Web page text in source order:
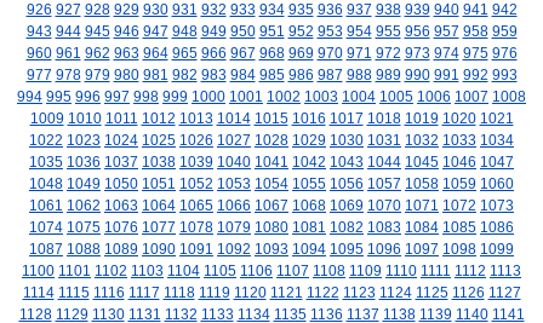
926 927 928 929 930 931 932 933 934 935 936 937 938 939 940 941 942
943 944 945 946 947 948 949 950 951 952 953 954 955 956 957 958 959
960 961 962 963 964 965 966 967 968 969 970 971 972 973 974 975 976
977 978 979 980 981 982 983 984 985 986 987 988 989 990 991 992 993
994 995 996 997 998 999 1000 1001 1002 1003 1004 1005 1006 1007 1008
1009 1010 1011 1012 1013 1014 1015 1016 1017 1018 1019 1020 1021
1022 1023 1024 1025 1026 1027 1028 1029 1030 1031 1032 1033 1034
1035 1036 1037 1038 1039 1040 1041 1042 1043 1044 1045 1046 1047
1048 1049 1050 1051 1052 1053 1054 1055 1056 1057 1058 1059 1060
1061 1062 1063 1064 1065 1066 1067 1068 1069 1070 1071 1072 1073
1074 1075 1076 1077 1078 1079 1080 1081 1082 1083 1084 1085 1086
1087 1088 1089 1090 1091 1092 1093 1094 1095 1096 1097 1098 1099
1100 1101 1102 1103 1104 1105 1106 1107 1108 1109 1110 1111 1112 1113
1114 1115 1116 1117 1118 1119 1120 1121 1122 1123 1124 1125 1126 1127
1128 1129 1130 1131 1132 1133 1134 1135 1136 1137 1138 1139 1140 1141